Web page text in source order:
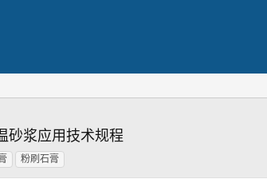
砂浆应用技术规程
粉刷石膏